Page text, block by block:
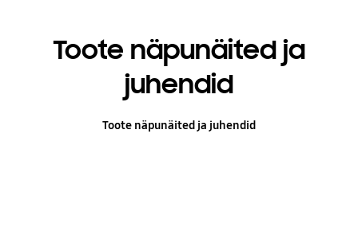
Toote näpunäited ja
juhendid
Toote näpunäited ja juhendid